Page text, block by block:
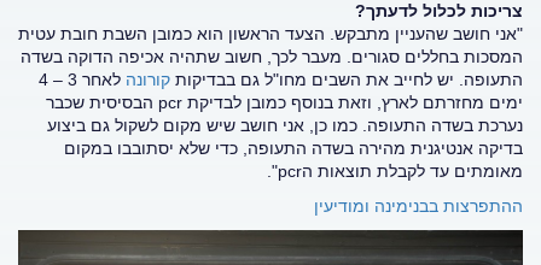
צריכות לכלול לדעתך?
"אני חושב שהעניין מתבקש. הצעד הראשון הוא כמובן השבת חובת עטית
המסכות בחללים סגורים. מעבר לכך, חשוב שתהיה אכיפה הדוקה בשדה
התעופה. יש לחייב את השבים מחו"ל גם בבדיקות קורונה
לאחר 3 – 4
ימים מחזרתם לארץ, וזאת בנוסף כמובן לבדיקת pcr הבסיסית שכבר
נערכת בשדה התעופה. כמו כן, אני חושב שיש מקום לשקול גם ביצוע
בדיקה אנטיגנית מהירה בשדה התעופה, כדי שלא יסתובבו במקום
מאומתים עד לקבלת תוצאות הpcr".
ההתפרצות בבנימינה ומודיעין